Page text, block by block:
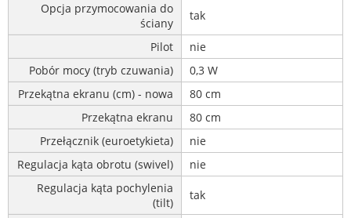
Opcja przymocowania do
ściany
tak
Pilot
nie
Pobór mocy (tryb czuwania)
0,3 W
Przekątna ekranu (cm) - nowa
80 cm
Przekątna ekranu
80 cm
Przełącznik (euroetykieta)
nie
Regulacja kąta obrotu (swivel)
nie
Regulacja kąta pochylenia
(tilt)
tak